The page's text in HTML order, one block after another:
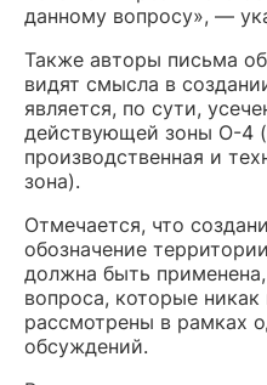
данному вопросу», —
Также авторы письма
видят смысла в
является, по сути,
действующей зоны О-4
производственная и
зона).
Отмечается, что
обозначение
должна быть
вопроса, которые
рассмотрены в рамках
обсуждений.